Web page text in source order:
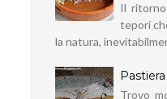
Il
tepori
la natura,
Trovo